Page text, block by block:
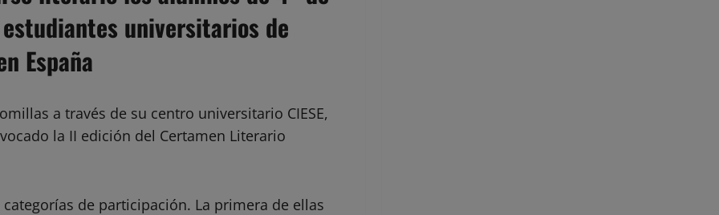
universitarios de
España
a través de su centro universitario CIESE,
la II edición del Certamen Literario
de participación. La primera de ellas